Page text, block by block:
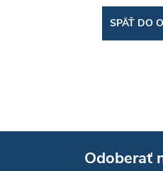
SPÄŤ DO
Odoberať